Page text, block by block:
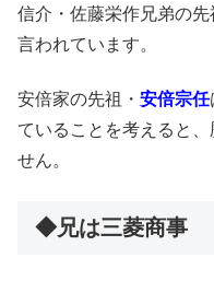
信介・佐藤栄作兄弟の先
言われています。
安倍家の先祖・ 安倍宗任
ていることを考えると
せん。
◆兄は三菱商事